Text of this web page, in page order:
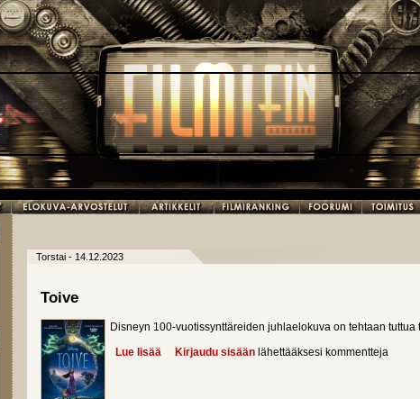
Torstai - 14.12.2023
Toive
Disneyn 100-vuotissynttäreiden juhlaelokuva on tehtaan tuttua
Lue lisää about Toive
Kirjaudu sisään lähettääksesi kommentteja